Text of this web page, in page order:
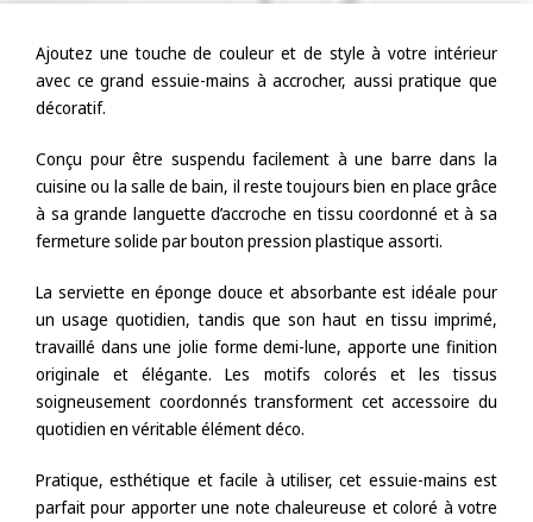
Ajoutez une touche de couleur et de style à votre intérieur
avec ce grand essuie-mains à accrocher, aussi pratique que
décoratif.
Conçu pour être suspendu facilement à une barre dans la
cuisine ou la salle de bain, il reste toujours bien en place grâce
à sa grande languette d’accroche en tissu coordonné et à sa
fermeture solide par bouton pression plastique assorti.
La serviette en éponge douce et absorbante est idéale pour
un usage quotidien, tandis que son haut en tissu imprimé,
travaillé dans une jolie forme demi-lune, apporte une finition
originale et élégante. Les motifs colorés et les tissus
soigneusement coordonnés transforment cet accessoire du
quotidien en véritable élément déco.
Pratique, esthétique et facile à utiliser, cet essuie-mains est
parfait pour apporter une note chaleureuse et coloré à votre